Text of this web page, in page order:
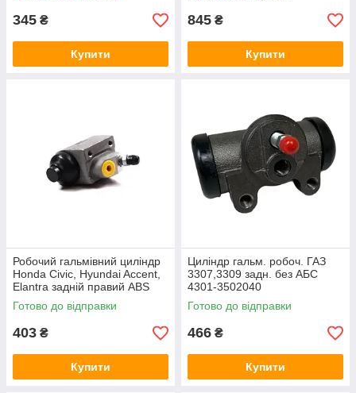
345 ₴
Купити
845 ₴
Купити
Робочий гальмівний циліндр
Honda Civic, Hyundai Accent,
Elantra задній правий ABS
72986
Готово до відправки
403 ₴
Купити
Циліндр гальм. робоч. ГАЗ
3307,3309 задн. без АБС
4301-3502040
Готово до відправки
466 ₴
Купити